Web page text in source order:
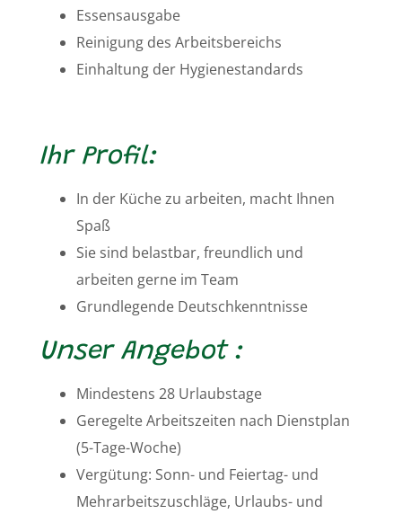
Essensausgabe
Reinigung des Arbeitsbereichs
Einhaltung der Hygienestandards
Ihr Profil:
In der Küche zu arbeiten, macht Ihnen
Spaß
Sie sind belastbar, freundlich und
arbeiten gerne im Team
Grundlegende Deutschkenntnisse
Unser Angebot :
Mindestens 28 Urlaubstage
Geregelte Arbeitszeiten nach Dienstplan
(5-Tage-Woche)
Vergütung: Sonn- und Feiertag- und
Mehrarbeitszuschläge, Urlaubs- und